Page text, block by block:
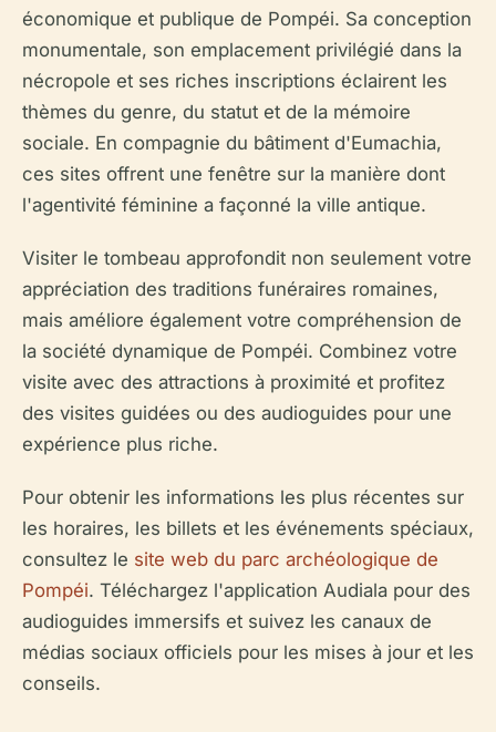
économique et publique de Pompéi. Sa conception
monumentale, son emplacement privilégié dans la
nécropole et ses riches inscriptions éclairent les
thèmes du genre, du statut et de la mémoire
sociale. En compagnie du bâtiment d'Eumachia,
ces sites offrent une fenêtre sur la manière dont
l'agentivité féminine a façonné la ville antique.
Visiter le tombeau approfondit non seulement votre
appréciation des traditions funéraires romaines,
mais améliore également votre compréhension de
la société dynamique de Pompéi. Combinez votre
visite avec des attractions à proximité et profitez
des visites guidées ou des audioguides pour une
expérience plus riche.
Pour obtenir les informations les plus récentes sur
les horaires, les billets et les événements spéciaux,
consultez le site web du parc archéologique de
Pompéi. Téléchargez l'application Audiala pour des
audioguides immersifs et suivez les canaux de
médias sociaux officiels pour les mises à jour et les
conseils.